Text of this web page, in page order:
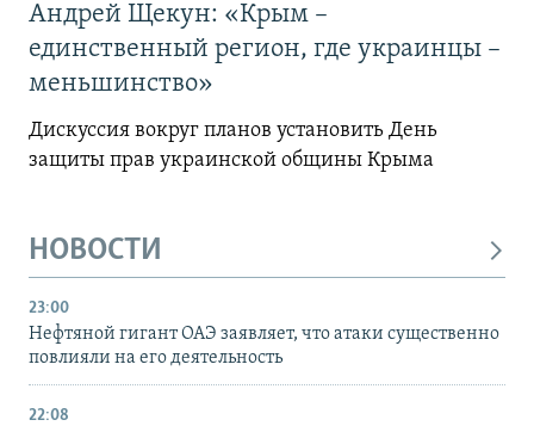
Андрей Щекун: «Крым –
единственный регион, где украинцы –
меньшинство»
Дискуссия вокруг планов установить День
защиты прав украинской общины Крыма
НОВОСТИ
23:00
Нефтяной гигант ОАЭ заявляет, что атаки существенно
повлияли на его деятельность
22:08